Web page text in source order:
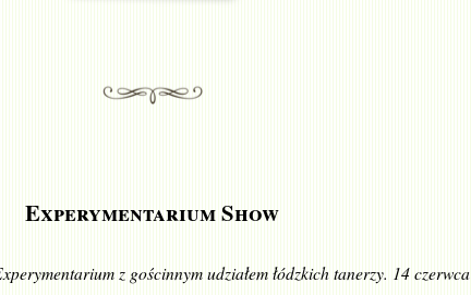
Experymentarium Show
z gościnnym udziałem łódzkich tanerzy. 14 czerwca